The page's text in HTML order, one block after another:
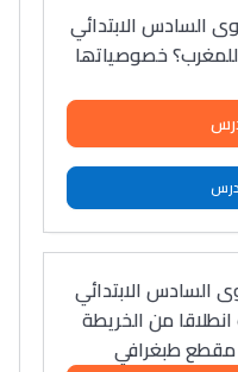
السادس الابتدائي
للمغرب؟ خصوصیاتھا
السادس الابتدائي
من الخريطة
مقطع طبغرافي